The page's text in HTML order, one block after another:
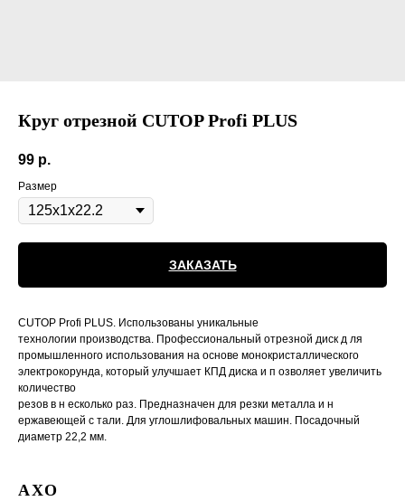
Круг отрезной CUTOP Profi PLUS
99 р.
Размер
ЗАКАЗАТЬ
CUTOP Profi PLUS. Использованы уникальные
технологии производства. Профессиональный отрезной диск д ля
промышленного использования на основе монокристаллического
электрокорунда, который улучшает КПД диска и п озволяет увеличить
количество
резов в н есколько раз. Предназначен для резки металла и н
ержавеющей с тали. Для углошлифовальных машин. Посадочный
диаметр 22,2 мм.
АХО